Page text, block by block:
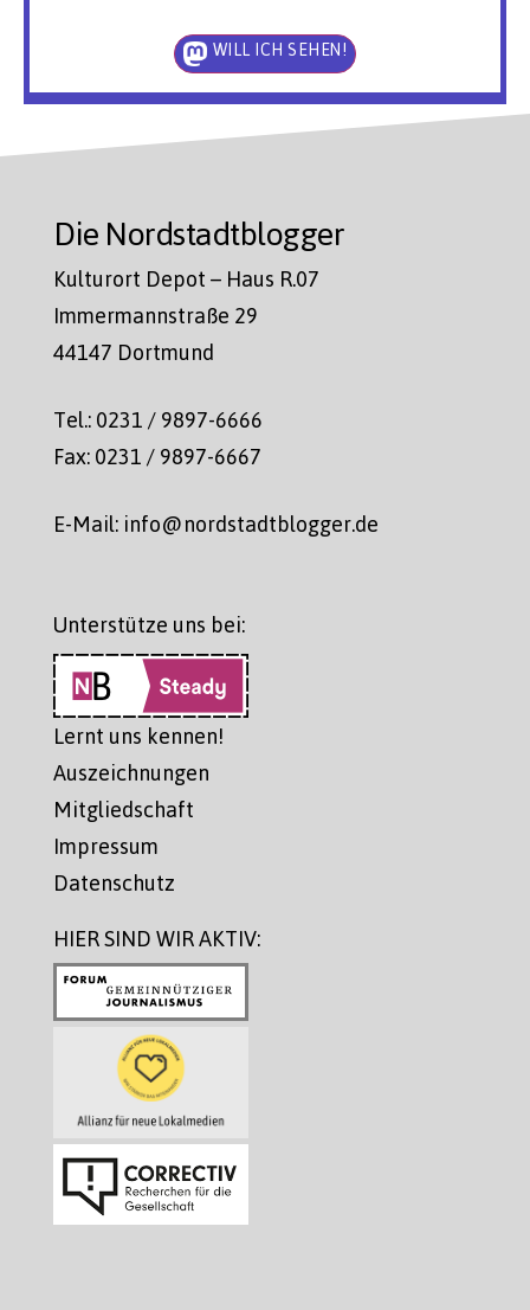
WILL ICH SEHEN!
Die Nordstadtblogger
Kulturort Depot – Haus R.07
Immermannstraße 29
44147 Dortmund
Tel.: 0231 / 9897-6666
Fax: 0231 / 9897-6667
E-Mail: info@nordstadtblogger.de
Unterstütze uns bei:
Lernt uns kennen!
Auszeichnungen
Mitgliedschaft
Impressum
Datenschutz
HIER SIND WIR AKTIV: